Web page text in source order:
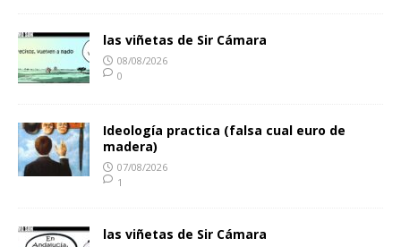
las viñetas de Sir Cámara
08/08/2026
0
Ideología practica (falsa cual euro de
madera)
07/08/2026
1
las viñetas de Sir Cámara